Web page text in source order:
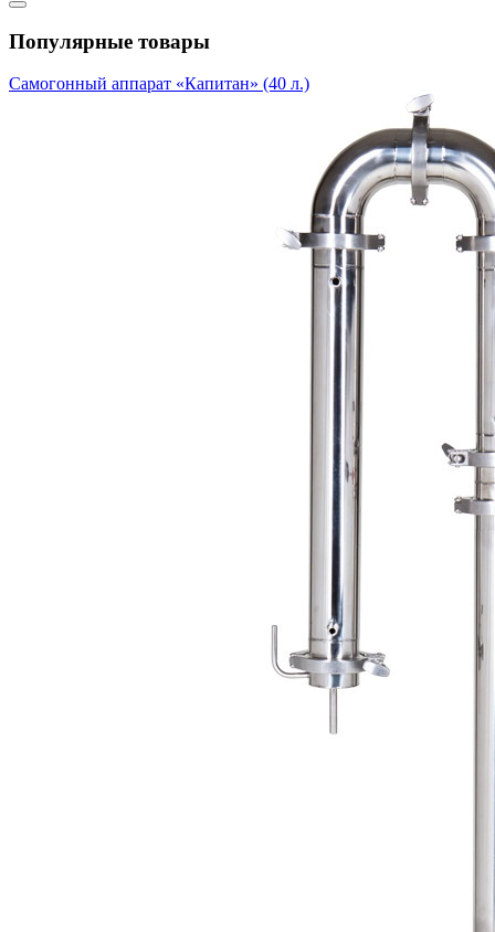
Популярные товары
Самогонный аппарат «Капитан» (40 л.)